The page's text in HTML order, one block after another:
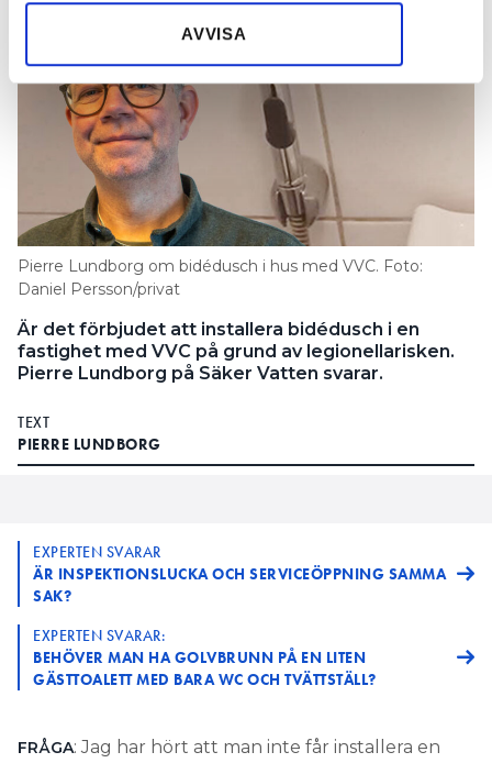
samlat in när du har använt deras tjänster.
AVVISA
Pierre Lundborg om bidédusch i hus med VVC. Foto:
Daniel Persson/privat
Är det förbjudet att installera bidédusch i en
fastighet med VVC på grund av legionellarisken.
Pierre Lundborg på Säker Vatten svarar.
TEXT
PIERRE LUNDBORG
EXPERTEN SVARAR
ÄR INSPEKTIONSLUCKA OCH SERVICEÖPPNING SAMMA
SAK?
EXPERTEN SVARAR:
BEHÖVER MAN HA GOLVBRUNN PÅ EN LITEN
GÄSTTOALETT MED BARA WC OCH TVÄTTSTÄLL?
FRÅGA: Jag har hört att man inte får installera en